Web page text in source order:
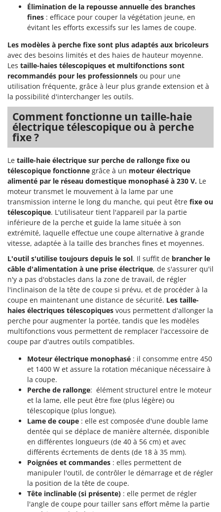
MOSA
MOVA
Mowox
MTD
N
New O.M.R.A.
Nilfisk
Ninja
Novatec
Novital
NuAir
NuovaFac
O
Officine Savioli
Oliviero
Olix
OMA
Ompagrill
Ooni
Oriental Koshin
Outdoorchef
P
Palazzetti
Palumbo Pavi
Partisani
Paterlini
Philips
Pramac
Prismafood
R.G.V.
Rato
Reber
Redback
Élimination de la repousse annuelle des branches
fines : efficace pour couper la végétation jeune, en
évitant les efforts excessifs sur les lames de coupe.
Les modèles à perche fixe sont plus adaptés aux bricoleurs
avec des besoins limités et des haies de hauteur moyenne.
Les taille-haies télescopiques et multifonctions sont
recommandés pour les professionnels ou pour une
utilisation fréquente, grâce à leur plus grande extension et à
la possibilité d'interchanger les outils.
Comment fonctionne un taille-haie
électrique télescopique ou à perche
fixe ?
Le taille-haie électrique sur perche de rallonge fixe ou
télescopique fonctionne grâce à un moteur électrique
alimenté par le réseau domestique monophasé à 230 V. Le
moteur transmet le mouvement à la lame par une
transmission interne le long du manche, qui peut être fixe ou
télescopique. L'utilisateur tient l'appareil par la partie
inférieure de la perche et guide la lame située à son
extrémité, laquelle effectue une coupe alternative à grande
vitesse, adaptée à la taille des branches fines et moyennes.
L'outil s'utilise toujours depuis le sol. Il suffit de brancher le
câble d'alimentation à une prise électrique, de s'assurer qu'il
n'y a pas d'obstacles dans la zone de travail, de régler
l'inclinaison de la tête de coupe si prévu, et de procéder à la
coupe en maintenant une distance de sécurité. Les taille-
haies électriques télescopiques vous permettent d'allonger la
perche pour augmenter la portée, tandis que les modèles
multifonctions vous permettent de remplacer l'accessoire de
coupe par d'autres outils compatibles.
Moteur électrique monophasé : il consomme entre 450
et 1400 W et assure la rotation mécanique nécessaire à
la coupe.
Perche de rallonge: élément structurel entre le moteur
et la lame, elle peut être fixe (plus légère) ou
télescopique (plus longue).
Lame de coupe : elle est composée d'une double lame
dentée qui se déplace de manière alternée, disponible
en différentes longueurs (de 40 à 56 cm) et avec
différents écrtements de dents (de 18 à 35 mm).
Poignées et commandes : elles permettent de
manipuler l'outil, de contrôler le démarrage et de régler
la position de la tête de coupe.
Tête inclinable (si présente) : elle permet de régler
l'angle de coupe pour tailler sans effort même la partie